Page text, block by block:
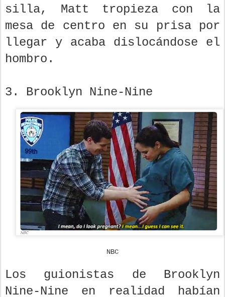
silla, Matt tropieza con la
mesa de centro en su prisa por
llegar y acaba dislocándose el
hombro.
3. Brooklyn Nine-Nine
NBC
Los guionistas de Brooklyn
Nine-Nine en realidad habían